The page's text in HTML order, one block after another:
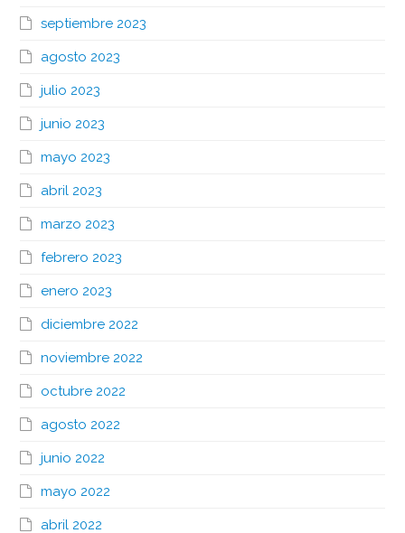
septiembre 2023
agosto 2023
julio 2023
junio 2023
mayo 2023
abril 2023
marzo 2023
febrero 2023
enero 2023
diciembre 2022
noviembre 2022
octubre 2022
agosto 2022
junio 2022
mayo 2022
abril 2022